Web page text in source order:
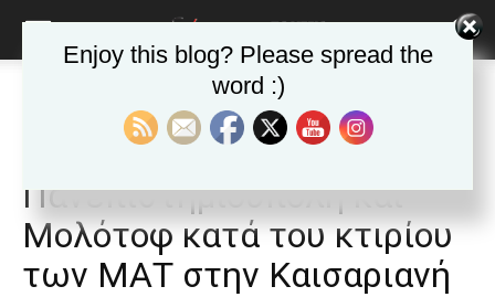
ΚΑΙΣΑΡΙΑΝΗ Νέα της Καισαριανής
Επεισόδια στην
Πανεπιστημιούπολη και
Μολότοφ κατά του κτιρίου
των ΜΑΤ στην Καισαριανή
Enjoy this blog? Please spread the
word :)